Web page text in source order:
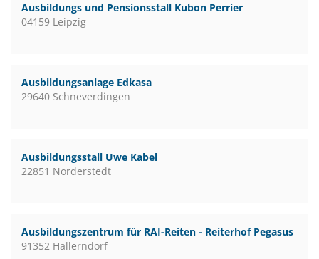
Ausbildungs und Pensionsstall Kubon Perrier
04159 Leipzig
Ausbildungsanlage Edkasa
29640 Schneverdingen
Ausbildungsstall Uwe Kabel
22851 Norderstedt
Ausbildungszentrum für RAI-Reiten - Reiterhof Pegasus
91352 Hallerndorf